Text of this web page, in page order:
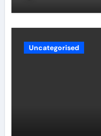
Uncategorised